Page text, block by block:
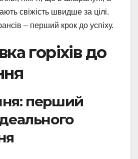
свіжість швидше за цілі.
– перший крок до успіху.
горіхів до
перший